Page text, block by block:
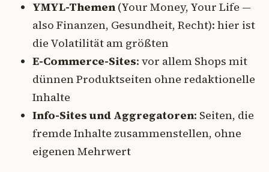
YMYL-Themen (Your Money, Your Life —
also Finanzen, Gesundheit, Recht): hier ist
die Volatilität am größten
E-Commerce-Sites: vor allem Shops mit
dünnen Produktseiten ohne redaktionelle
Inhalte
Info-Sites und Aggregatoren: Seiten, die
fremde Inhalte zusammenstellen, ohne
eigenen Mehrwert